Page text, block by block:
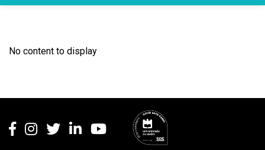
No content to display